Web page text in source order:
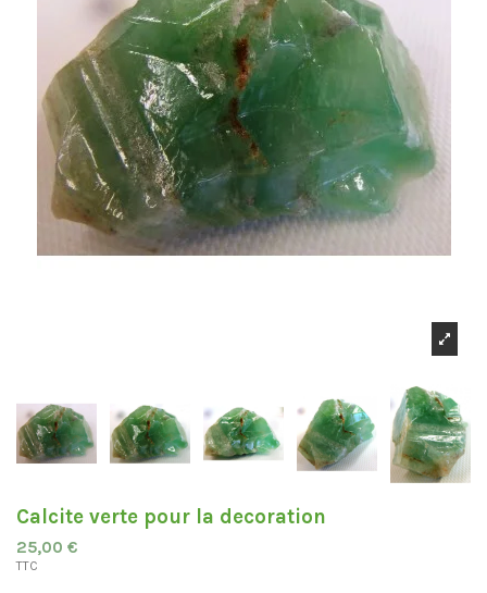
Calcite verte pour la decoration
25,00 €
TTC